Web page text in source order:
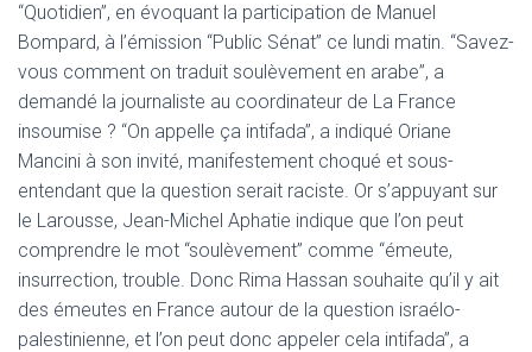
“Quotidien”, en évoquant la participation de Manuel
Bompard, à l’émission “Public Sénat” ce lundi matin. “Savez-
vous comment on traduit soulèvement en arabe”, a
demandé la journaliste au coordinateur de La France
insoumise ? “On appelle ça intifada”, a indiqué Oriane
Mancini à son invité, manifestement choqué et sous-
entendant que la question serait raciste. Or s’appuyant sur
le Larousse, Jean-Michel Aphatie indique que l’on peut
comprendre le mot “soulèvement” comme “émeute,
insurrection, trouble. Donc Rima Hassan souhaite qu’il y ait
des émeutes en France autour de la question israélo-
palestinienne, et l’on peut donc appeler cela intifada”, a